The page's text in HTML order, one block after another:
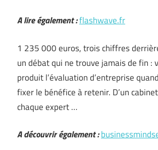
A lire également :flashwave.fr
1 235 000 euros, trois chiffres
un débat qui ne trouve jamais de fin :
produit l’évaluation d’entreprise
fixer le bénéfice à retenir. D’un
chaque expert …
A découvrir également :